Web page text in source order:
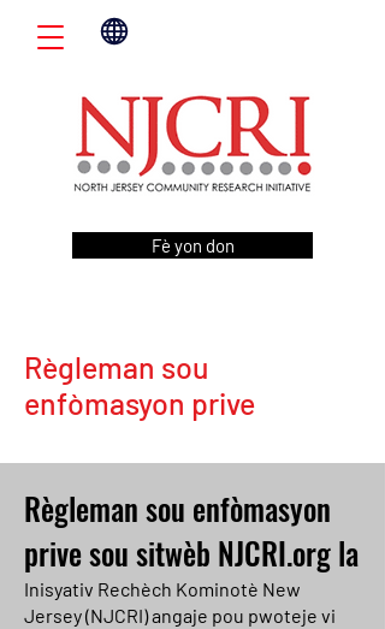
Fè yon don
Règleman sou
enfòmasyon prive
Règleman sou enfòmasyon
prive sou sitwèb NJCRI.org la
Inisyativ Rechèch Kominotè New
Jersey (NJCRI) angaje pou pwoteje vi